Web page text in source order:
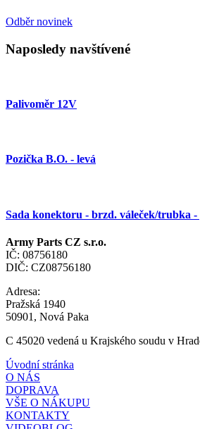
Odběr novinek
Naposledy navštívené
Palivoměr 12V
Pozička B.O. - levá
Sada konektoru - brzd. váleček/trubka
Army Parts CZ s.r.o.
IČ: 08756180
DIČ: CZ08756180
Adresa:
Pražská 1940
50901, Nová Paka
C 45020 vedená u Krajského soudu v
Úvodní stránka
O NÁS
DOPRAVA
VŠE O NÁKUPU
KONTAKTY